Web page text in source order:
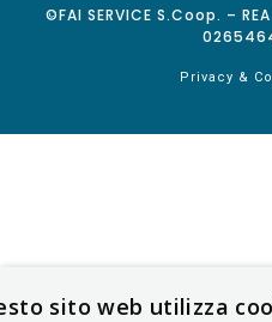
©FAI SERVICE S.Coop. –
Privacy &
sito web utilizza